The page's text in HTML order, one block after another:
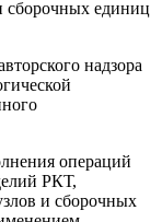
сборочных единиц
надзора
операций
РКТ,
и сборочных